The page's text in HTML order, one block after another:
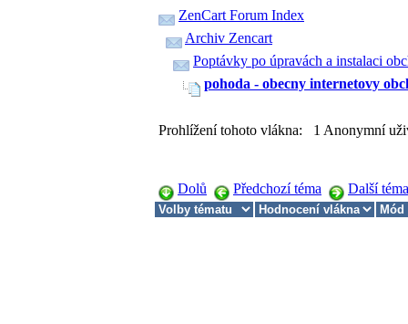
ZenCart Forum Index
Archiv Zencart
Poptávky po úpravách a instalaci
pohoda - obecny internetovy
Prohlížení tohoto vlákna: 1 Anonymní
Dolů Předchozí téma Další téma